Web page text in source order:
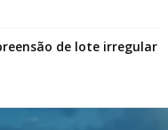
de lote irregular